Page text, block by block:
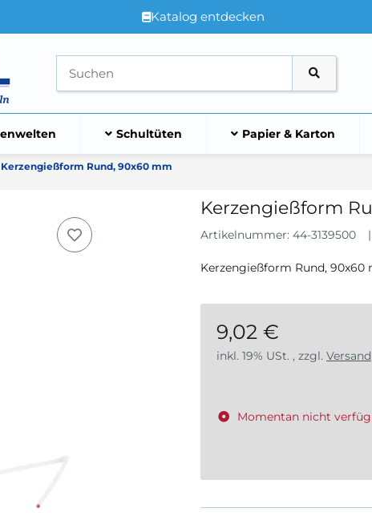
Katalog entdecken
Schultüten Papier & Karton
Kerzengießform Rund, 90x60 mm
Kerzengießform
Artikelnummer: 44-3139500
Kerzengießform Rund, 90x60
9,02 €
inkl. 19% USt. , zzgl. Versand
Momentan nicht